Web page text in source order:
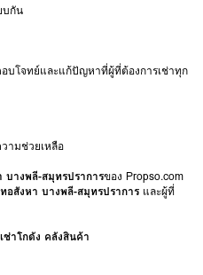
บกัน
บโจทย์และแก้ปัญหาที่ผู้ที่ต้องการเช่าทุก
ามช่วยเหลือ
บางพลี-สมุทรปราการของ Propso.com
อสังหา บางพลี-สมุทรปราการ และผู้ที่
ช่าโกดัง คลังสินค้า